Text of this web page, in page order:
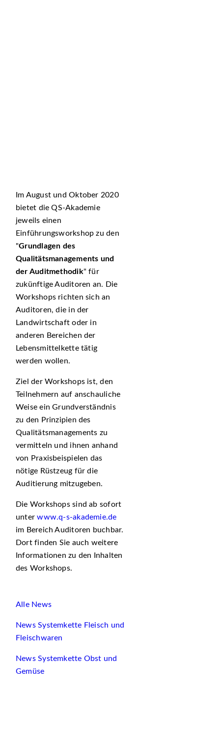
Im August und Oktober 2020
bietet die QS-Akademie
jeweils einen
Einführungsworkshop zu den
Grundlagen des
Qualitätsmanagements und
der Auditmethodik
für
zukünftige Auditoren an. Die
Workshops richten sich an
Auditoren, die in der
Landwirtschaft oder in
anderen Bereichen der
Lebensmittelkette tätig
werden wollen.
Ziel der Workshops ist, den
Teilnehmern auf anschauliche
Weise ein Grundverständnis
zu den Prinzipien des
Qualitätsmanagements zu
vermitteln und ihnen anhand
von Praxisbeispielen das
nötige Rüstzeug für die
Auditierung mitzugeben.
Die Workshops sind ab sofort
unterwww.q-s-akademie.de
im Bereich Auditoren buchbar.
Dort finden Sie auch weitere
Informationen zu den Inhalten
des Workshops.
Alle News
News Systemkette Fleisch und
Fleischwaren
News Systemkette Obst und
Gemüse